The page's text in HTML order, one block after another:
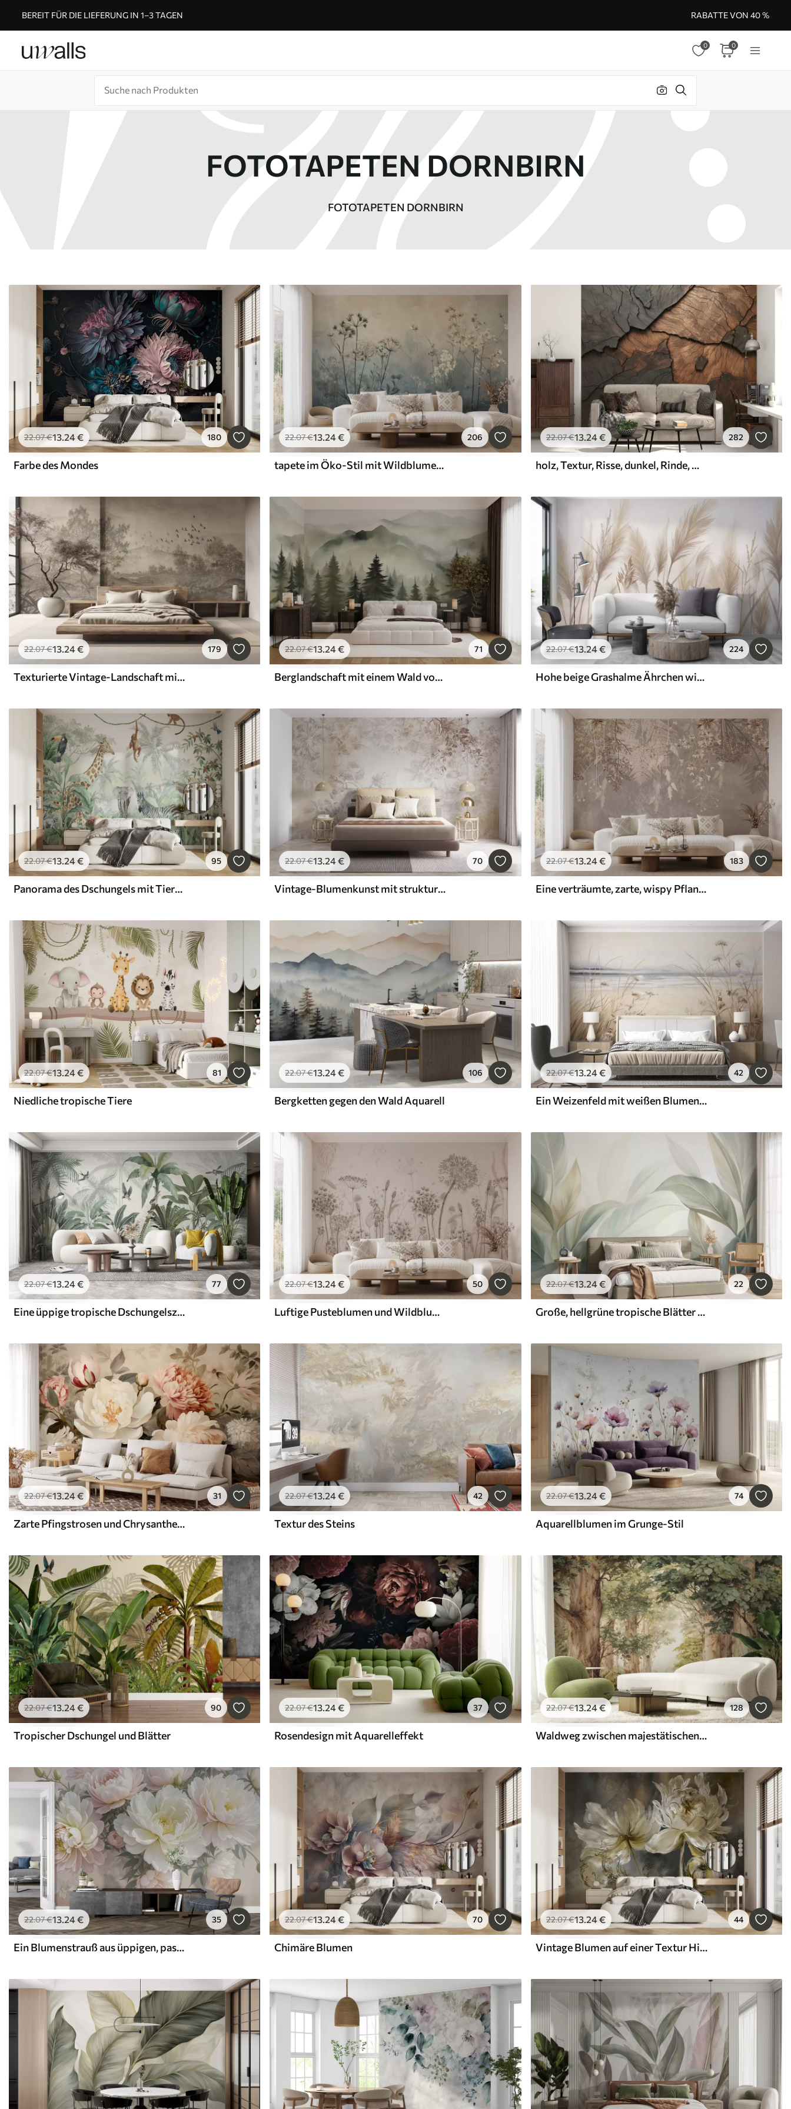
BEREIT FÜR DIE LIEFERUNG IN 1–3 TAGEN RABATTE VON 40 %
0 0
FOTOTAPETEN DORNBIRN
FOTOTAPETEN DORNBIRN
22.07€13.24€ 180
Farbe des Mondes
22.07€13.24€ 206
tapete im Öko-Stil mit Wildblumen und Pflanzen auf strukturiertem Hintergrund
22.07€13.24€ 282
holz, Textur, Risse, dunkel, Rinde, Oberfläche
22.07€13 .24€ 179
Texturierte Vintage-Landschaft mit einem Baum in der Nähe von Fluss und einem bewölkten Himmel, Natur Kunst in Sepia-Tönen
22.07€13 .24€ 71
Berglandschaft mit einem Wald von Kiefern und geschichteten Berge während der Morgendämmerung mit leichten Nebel Aquarell Nachahmung Kunst
22.07€13.24€ 224
Hohe beige Grashalme Ährchen wiegen sich im Wind vor einem weichen, hellen Hintergrund
22.07€13 .24€ 95
Panorama des Dschungels mit Tieren
22.07€13 .24€ 70
Vintage-Blumenkunst mit strukturierter Oberfläche, zarten Gartenblumen und Blattillustrationen im Zeichenstil, sanften Pastelltönen in Beige und Sepia
22.07€13.24€ 183
Eine verträumte, zarte, wispy Pflanzen, Ährchen und Blumen in braunen Pastellfarben vor einem dunstigen, strukturierten Hintergrund
22.07€13 .24€ 81
Niedliche tropische Tiere
22.07€13 .24€ 106
Bergketten gegen den Wald Aquarell
22.07€13.24€ 42
Ein Weizenfeld mit weißen Blumen im Vordergrund, ein Strand und das Meer im Hintergrund, neutrale, gedämpfte Pastellfarben
22.07€13.24€ 77
Eine üppige tropische Dschungelszene mit verschiedenen Palmen, großen Blättern und bunten Blumen im Vordergrund
22.07€13.24€ 50
Luftige Pusteblumen und Wildblumen im Aquarellstil
22.07€13.24€ 22
Große, hellgrüne tropische Blätter in sanften Pastelltönen, strukturierte Kunst
22.07€13.24€ 31
Zarte Pfingstrosen und Chrysanthemen in Pastelltönen
22.07€13.24€ 42
Textur des Steins
22.07€13.24€ 74
Aquarellblumen im Grunge-Stil
22.07€13.24€ 90
Tropischer Dschungel und Blätter
22.07€13.24€ 37
Rosendesign mit Aquarelleffekt
22.07€13.24€ 128
Waldweg zwischen majestätischen Bäumen im Aquarellstil
22.07€13.24€ 35
Ein Blumenstrauß aus üppigen, pastellfarbenen Pfingstrosen und anderen Blumen vor einem weichen, unscharfen Hintergrund
22.07€13.24€ 70
Chimäre Blumen
22.07€13.24€ 44
Vintage Blumen auf einer Textur Hintergrund